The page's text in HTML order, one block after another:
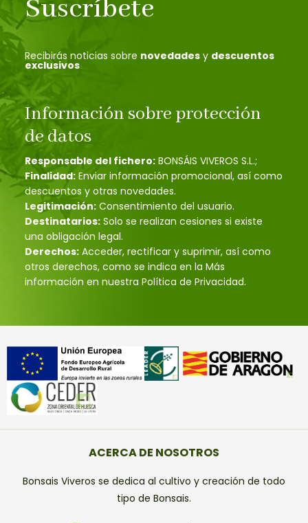
Suscríbete
Recibirás noticias sobre novedades y descuentos
exclusivos
Información sobre protección
de datos
Responsable del fichero: BONSÁIS VIVEROS S.L.;
Finalidad: Enviar información promocional, así como
descuentos y otras novedades.
Legitimación: Consentimiento del usuario.
Destinatarios: Solo se realizan cesiones si existe
una obligación legal.
Derechos: Acceder, rectificar y suprimir, así como
otros derechos, como se indica en la Más
información en nuestra Política de Privacidad.
ACERCA DE NOSOTROS
Bonsais Viveros se dedica al cultivo y creación de todo
tipo de Bonsais.